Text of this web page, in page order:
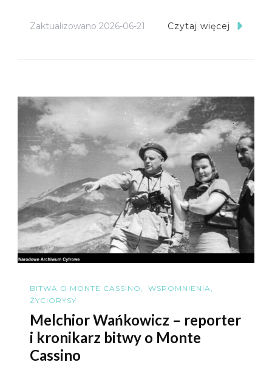
Zaktualizowano 2026-06-21 Czytaj więcej
BITWA O MONTE CASSINO
WSPOMNIENIA
ŻYCIORYSY
Melchior Wańkowicz – reporter
i kronikarz bitwy o Monte
Cassino